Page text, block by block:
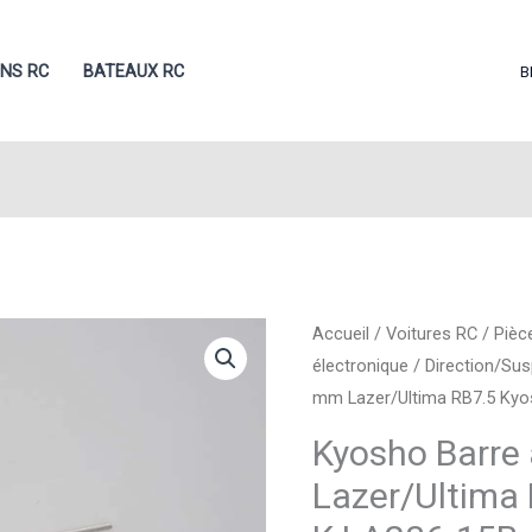
RC BATEAUX RC
Accueil /Voitures RC /
électronique /Direction/
mm Lazer/Ultima RB7.5
Kyosho
Lazer/Ultima